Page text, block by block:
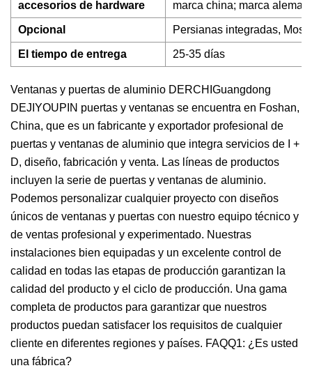
accesorios de hardware marca china; marca
Opcional Persianas integradas,
El tiempo de entrega 25-35 días
Ventanas y puertas de aluminio DERCHIGuangdong
DEJIYOUPIN puertas y ventanas se encuentra en Foshan,
China, que es un fabricante y exportador profesional de
puertas y ventanas de aluminio que integra servicios de I +
D, diseño, fabricación y venta. Las líneas de productos
incluyen la serie de puertas y ventanas de aluminio.
Podemos personalizar cualquier proyecto con diseños
únicos de ventanas y puertas con nuestro equipo técnico y
de ventas profesional y experimentado. Nuestras
instalaciones bien equipadas y un excelente control de
calidad en todas las etapas de producción garantizan la
calidad del producto y el ciclo de producción. Una gama
completa de productos para garantizar que nuestros
productos puedan satisfacer los requisitos de cualquier
cliente en diferentes regiones y países. FAQQ1: ¿Es usted
una fábrica?